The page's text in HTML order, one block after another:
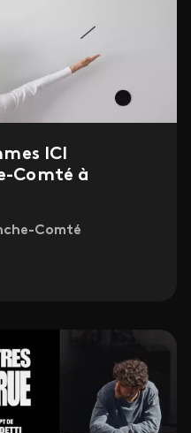
ICI
Comté à
Comté